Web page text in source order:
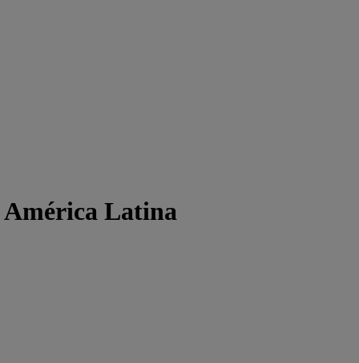
América Latina